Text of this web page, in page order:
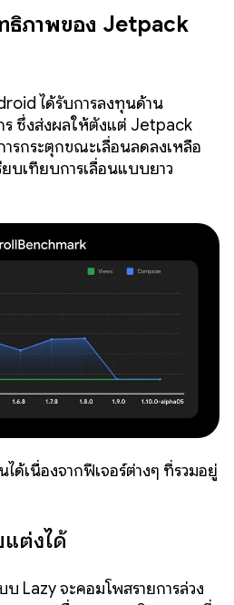
ธิภาพของ Jetpack
ได้รับการลงทุนด้าน
ร ซึ่งส่งผลให้ตั้งแต่ Jetpack
ารกระตุกขณะเลื่อนลดลงเหลือ
บเทียบการเลื่อนแบบยาว
ด้เนื่องจากฟีเจอร์ต่างๆ ที่รวมอยู่
แต่งได้
บ Lazy จะคอมโพสรายการล่วง